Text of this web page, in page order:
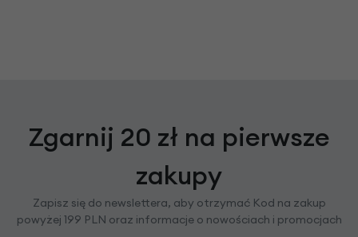
Zgarnij 20 zł na pierwsze
zakupy
Zapisz się do newslettera, aby otrzymać Kod na zakup
powyżej 199 PLN oraz informacje o nowościach i promocjach